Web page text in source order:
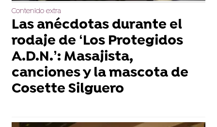
Contenido extra
Las anécdotas durante el
rodaje de ‘Los Protegidos
A.D.N.’: Masajista,
canciones y la mascota de
Cosette Silguero